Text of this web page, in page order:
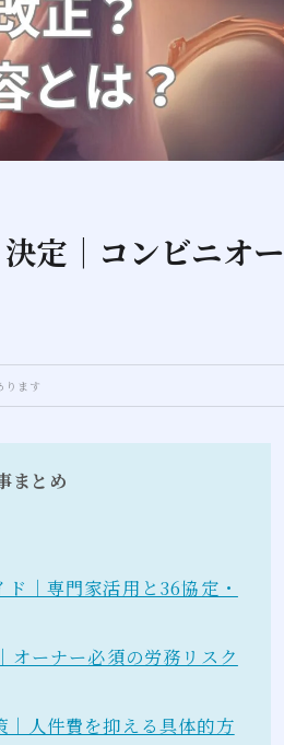
定｜コンビニオー
ります
まとめ
｜専門家活用と36協定・
オーナー必須の労務リスク
人件費を抑える具体的方